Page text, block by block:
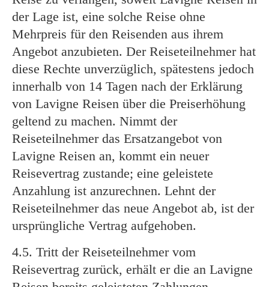
der Lage ist, eine solche Reise ohne
Mehrpreis für den Reisenden aus ihrem
Angebot anzubieten. Der Reiseteilnehmer hat
diese Rechte unverzüglich, spätestens jedoch
innerhalb von 14 Tagen nach der Erklärung
von Lavigne Reisen über die Preiserhöhung
geltend zu machen. Nimmt der
Reiseteilnehmer das Ersatzangebot von
Lavigne Reisen an, kommt ein neuer
Reisevertrag zustande; eine geleistete
Anzahlung ist anzurechnen. Lehnt der
Reiseteilnehmer das neue Angebot ab, ist der
ursprüngliche Vertrag aufgehoben.
4.5. Tritt der Reiseteilnehmer vom
Reisevertrag zurück, erhält er die an Lavigne